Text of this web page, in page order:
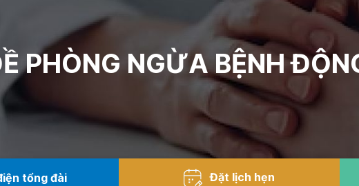
PHÒNG NGỪA BỆNH
tổng đài Đặt lịch hẹn